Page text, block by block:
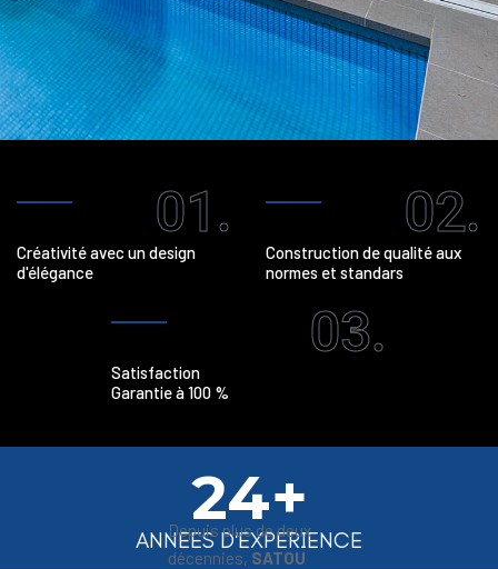
01.
Créativité avec un design
d'élégance
02.
Construction de qualité aux
normes et standars
03.
Satisfaction
Garantie à 100 %
24+
ANNEES D'EXPERIENCE
Depuis plus de deux
décennies, SATOU